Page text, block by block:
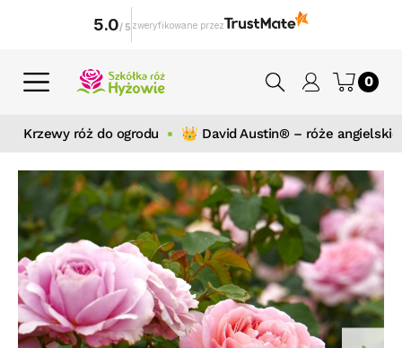
0
Krzewy róż do ogrodu 👑 David Austin® – róże angielskie
5.0/ 5 zweryfikowane przez